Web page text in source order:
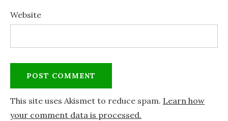
Website
This site uses Akismet to reduce spam. Learn how
your comment data is processed.